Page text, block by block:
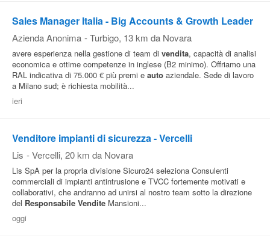
Area
Aziende
Sales Manager Italia - Big Accounts & Growth Leader
Azienda Anonima - Turbigo, 13 km da Novara
avere esperienza nella gestione di team di vendita, capacità di analisi
economica e ottime competenze in inglese (B2 minimo). Offriamo una
RAL indicativa di 75.000 € più premi e auto aziendale. Sede di lavoro
a Milano sud; è richiesta mobilità...
ieri
Venditore impianti di sicurezza - Vercelli
Lis - Vercelli, 20 km da Novara
Lis SpA per la propria divisione Sicuro24 seleziona Consulenti
commerciali di impianti antintrusione e TVCC fortemente motivati e
collaborativi, che andranno ad unirsi al nostro team sotto la direzione
del Responsabile Vendite Mansioni...
oggi